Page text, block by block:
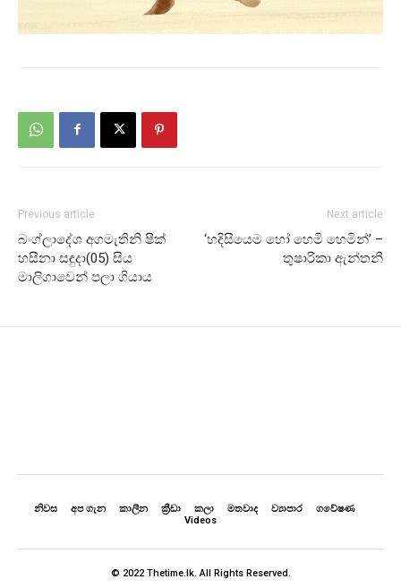
Previous article
බංග්ලාදේශ අගමැතිනි ෂීක්
හසීනා සඳුදා(05) සිය
මාලිගාවෙන් පලා ගියාය
Next article
‘හදිසියෙම හෝ හෙමි හෙමින්’ –
තුෂාරිකා ඇන්තනී
නිවස අප ගැන කාලීන ක්‍රීඩා කලා මතවාද ව්‍යාපාර
ගවේෂණ
Videos
© 2022 Thetime.lk. All Rights Reserved.